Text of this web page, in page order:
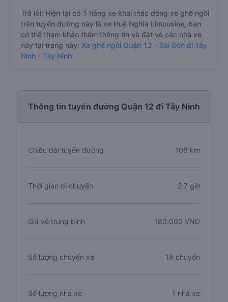
Trả lời: Hiện tại có 1 hãng xe khai thác dòng xe ghế ngồi
trên tuyến đường này là xe Huệ Nghĩa Limousine, bạn
có thể tham khảo thêm thông tin và đặt vé các nhà xe
này tại trang này: Xe ghế ngồi Quận 12 - Sài Gòn đi Tây
Ninh - Tây Ninh
Thông tin tuyến đường Quận 12 đi Tây Ninh
Chiều dài tuyến đường 106 km
Thời gian di chuyển 2.7 giờ
Giá vé trung bình 180.000 VNĐ
Số lượng chuyến xe 18 chuyến
Số lượng nhà xe 1 nhà xe